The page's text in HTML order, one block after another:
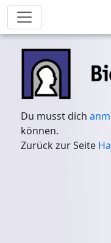
Du musst dich
können.
Zurück zur Seite